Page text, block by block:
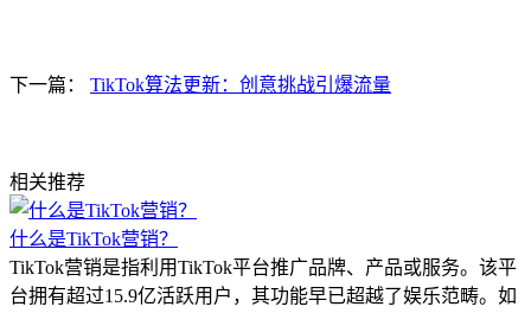
下一篇： TikTok算法更新：创意挑战引爆流量
相关推荐
什么是TikTok营销？
TikTok营销是指利用TikTok平台推广品牌、产品或服务。该平
台拥有超过15.9亿活跃用户，其功能早已超越了娱乐范畴。如